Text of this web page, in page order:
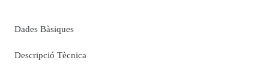
Dades Bàsiques
Descripció Tècnica